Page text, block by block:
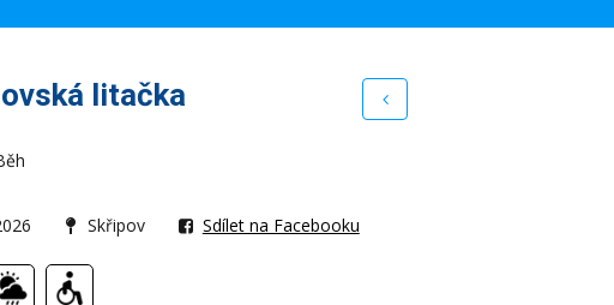
litačka
Skřipov Sdílet na Facebooku